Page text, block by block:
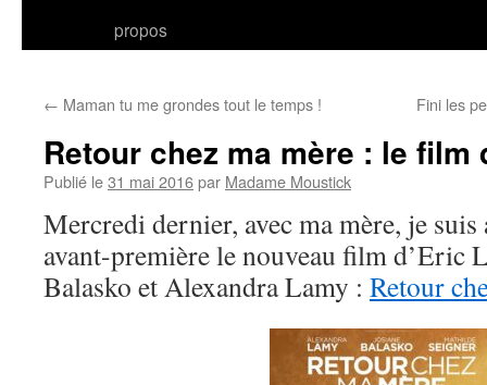
propos
← Maman tu me grondes tout le temps ! Fini les
Retour chez ma mère : le
Publié le31 mai 2016par Madame Moustick
Mercredi dernier, avec ma mère, je
avant-première le nouveau film d’Eric
Balasko et Alexandra Lamy : Retour